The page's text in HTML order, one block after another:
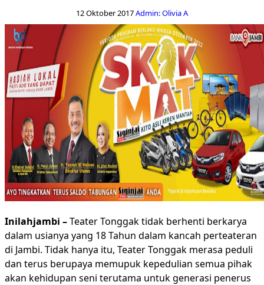
12 Oktober 2017Admin: Olivia A
Inilahjambi –Teater Tonggak tidak berhenti berkarya
dalam usianya yang 18 Tahun dalam kancah perteateran
di Jambi. Tidak hanya itu, Teater Tonggak merasa peduli
dan terus berupaya memupuk kepedulian semua pihak
akan kehidupan seni terutama untuk generasi penerus